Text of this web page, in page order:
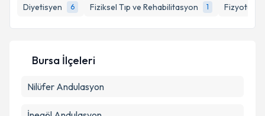
Diyetisyen
6 Fiziksel Tıp ve Rehabilitasyon 1
E-posta Adresiniz
Metni'ni okudum ve kişisel verilerimin belirtilen
Bursa İlçeleri
Nilüfer Andulasyon